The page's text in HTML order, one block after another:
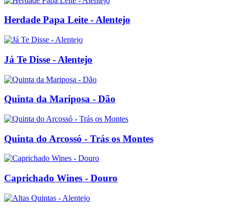
Herdade Papa Leite - Alentejo
Já Te Disse - Alentejo
Quinta da Mariposa - Dão
Quinta do Arcossó - Trás os Montes
Caprichado Wines - Douro